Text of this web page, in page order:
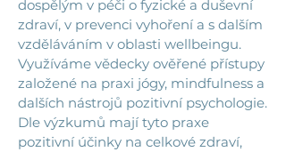
dospělým v péči o fyzické a duševní
zdraví, v prevenci vyhoření a s dalším
vzděláváním v oblasti wellbeingu.
Využíváme vědecky ověřené přístupy
založené na praxi jógy, mindfulness a
dalších nástrojů pozitivní psychologie.
Dle výzkumů mají tyto praxe
pozitivní účinky na celkové zdraví,